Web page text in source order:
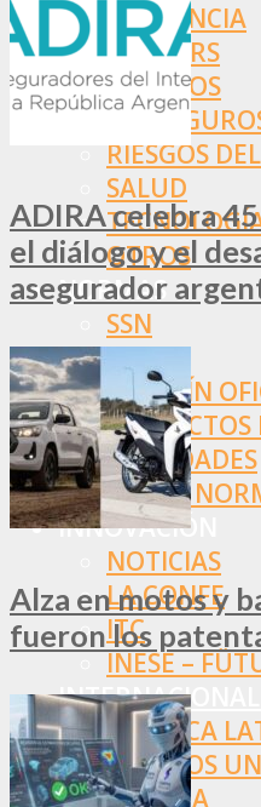
ASISTENCIA
BROKERS
SEGUROS
RIESGOS
SALUD
OTROS
NORMAS
SSN
SRT
BOLETÍN
PROYECTOS
SOCIEDADES
OTRAS
INNOVACIÓN
NOTICIAS
LA CONFE
ITC
INESE –
AMÉRICA
ESTADOS
EUROPA
ADIRA celebra
el diálogo y el
asegurador
Alza en motos y
fueron los